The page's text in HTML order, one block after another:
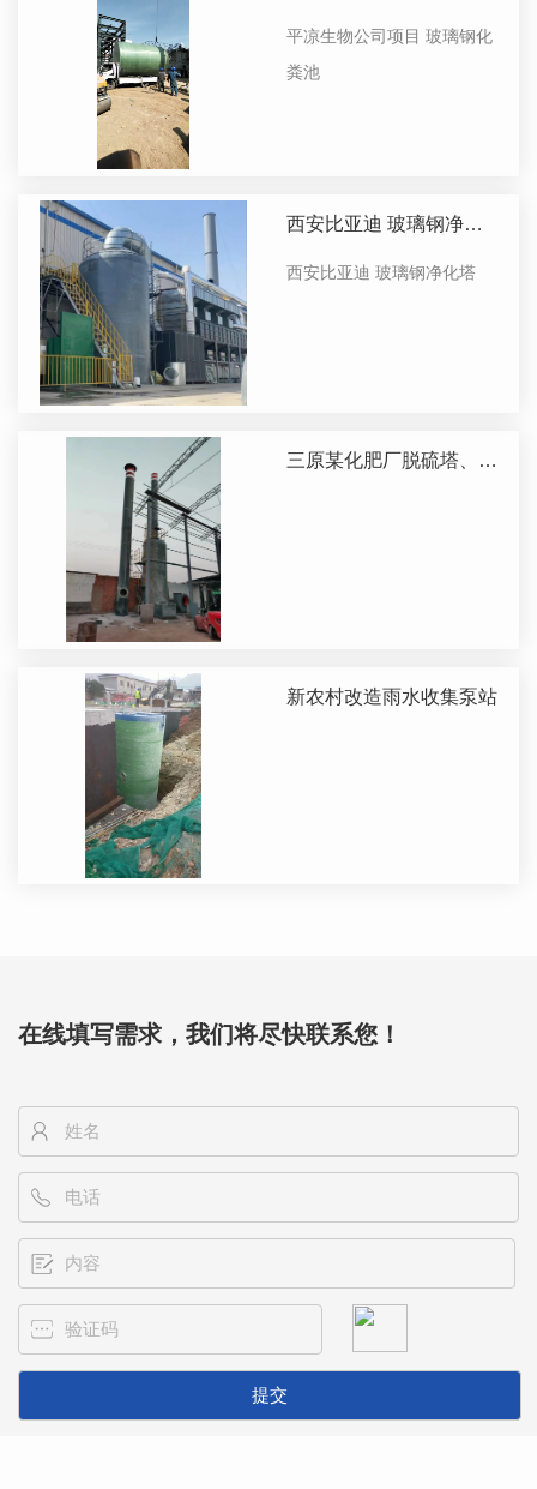
钢化工储罐
平凉生物公司项目 玻璃钢化
粪池
西安比亚迪 玻璃钢净化
西安比亚迪 玻璃钢净化塔
三原某化肥厂脱硫塔、烟
新农村改造雨水收集泵站
在线填写需求，我们将尽快联系您！